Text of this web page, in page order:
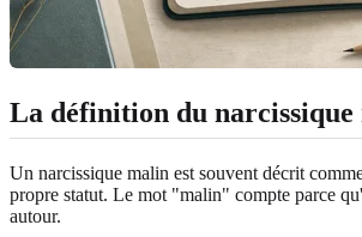
La définition du narcissique
Un narcissique malin est souvent décrit
propre statut. Le mot "malin" compte parce
autour.